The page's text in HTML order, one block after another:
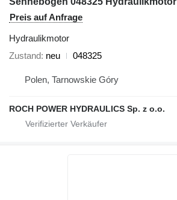
Preis auf Anfrage
Hydraulikmotor
Zustand neu 048325
Polen, Tarnowskie Góry
ROCH POWER HYDRAULICS Sp. z o.o.